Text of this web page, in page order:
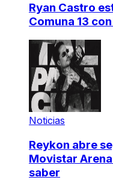
Ryan Castro
Comuna 13
Noticias
Reykon abre
Movistar
saber